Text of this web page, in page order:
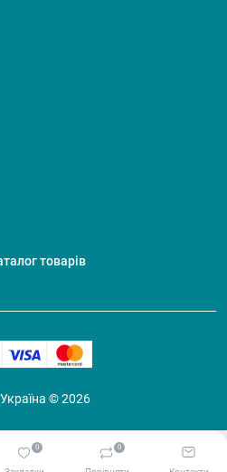
0 0
товарів
© 2026